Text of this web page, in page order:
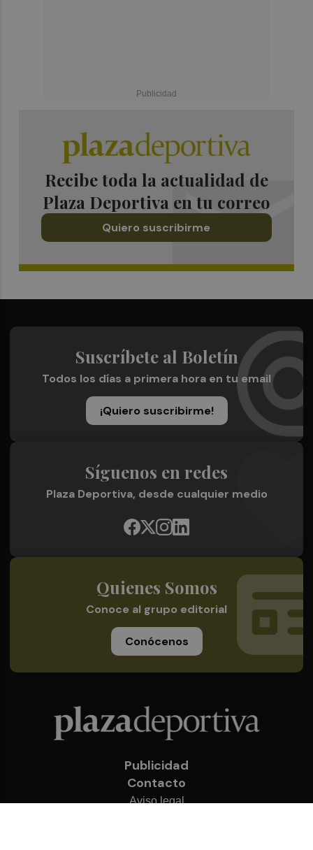
Recibe toda la actualidad de
Plaza Deportiva en tu correo
Quiero suscribirme
Suscríbete al Boletín
Todos los días a primera hora en tu email
¡Quiero suscribirme!
Síguenos en redes
Plaza Deportiva, desde cualquier medio
Quienes Somos
Conoce al grupo editorial
Conócenos
Publicidad
Contacto
Aviso legal